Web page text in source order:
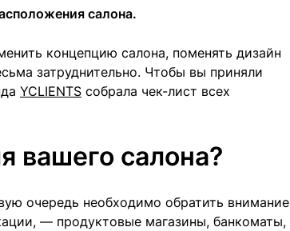
салона.
концепцию салона, поменять дизайн
затруднительно. Чтобы вы приняли
YCLIENTS собрала чек-лист всех
вашего салона?
очередь необходимо обратить внимание
— продуктовые магазины, банкоматы,